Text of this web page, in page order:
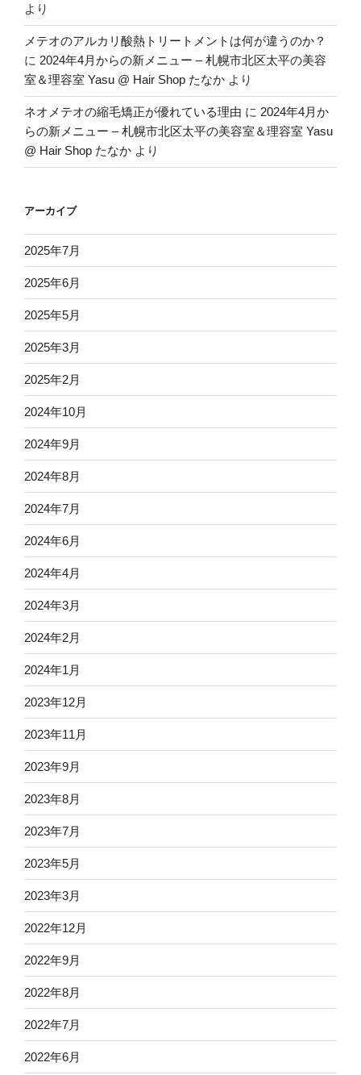
より
メテオのアルカリ酸熱トリートメントは何が違うのか？
に 2024年4月からの新メニュー – 札幌市北区太平の美容
室＆理容室 Yasu @ Hair Shop たなか より
ネオメテオの縮毛矯正が優れている理由 に 2024年4月か
らの新メニュー – 札幌市北区太平の美容室＆理容室 Yasu
@ Hair Shop たなか より
アーカイブ
2025年7月
2025年6月
2025年5月
2025年3月
2025年2月
2024年10月
2024年9月
2024年8月
2024年7月
2024年6月
2024年4月
2024年3月
2024年2月
2024年1月
2023年12月
2023年11月
2023年9月
2023年8月
2023年7月
2023年5月
2023年3月
2022年12月
2022年9月
2022年8月
2022年7月
2022年6月